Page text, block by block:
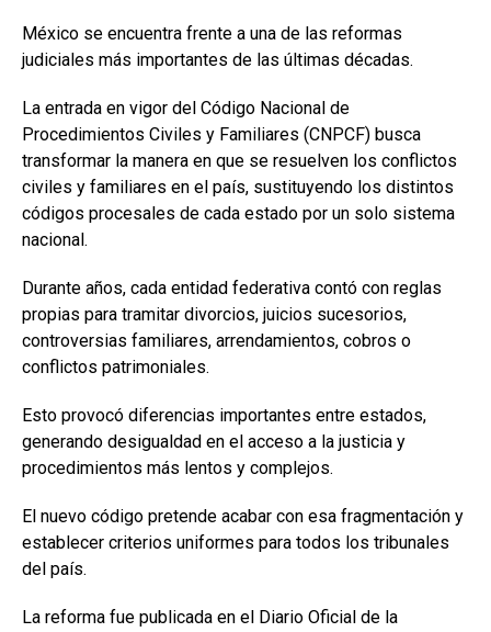
México se encuentra frente a una de las reformas
judiciales más importantes de las últimas décadas.
La entrada en vigor del Código Nacional de
Procedimientos Civiles y Familiares (CNPCF) busca
transformar la manera en que se resuelven los conflictos
civiles y familiares en el país, sustituyendo los distintos
códigos procesales de cada estado por un solo sistema
nacional.
Durante años, cada entidad federativa contó con reglas
propias para tramitar divorcios, juicios sucesorios,
controversias familiares, arrendamientos, cobros o
conflictos patrimoniales.
Esto provocó diferencias importantes entre estados,
generando desigualdad en el acceso a la justicia y
procedimientos más lentos y complejos.
El nuevo código pretende acabar con esa fragmentación y
establecer criterios uniformes para todos los tribunales
del país.
La reforma fue publicada en el Diario Oficial de la